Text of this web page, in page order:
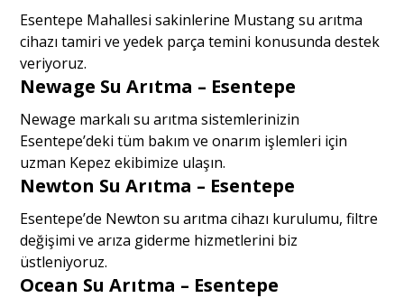
Esentepe Mahallesi sakinlerine Mustang su arıtma
cihazı tamiri ve yedek parça temini konusunda destek
veriyoruz.
Newage Su Arıtma – Esentepe
Newage markalı su arıtma sistemlerinizin
Esentepe’deki tüm bakım ve onarım işlemleri için
uzman Kepez ekibimize ulaşın.
Newton Su Arıtma – Esentepe
Esentepe’de Newton su arıtma cihazı kurulumu, filtre
değişimi ve arıza giderme hizmetlerini biz
üstleniyoruz.
Ocean Su Arıtma – Esentepe